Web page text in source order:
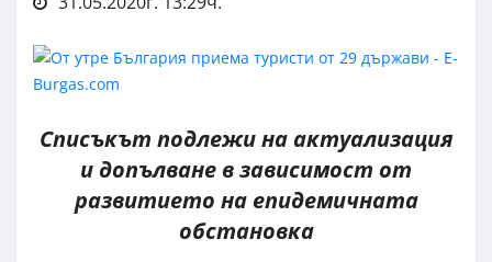
Списъкът подлежи на актуализация
и допълване в зависимост от
развитието на епидемичната
обстановка